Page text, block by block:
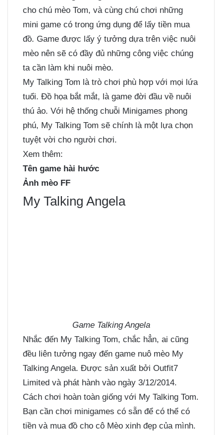
cho chú mèo Tom, và cùng chú chơi những
mini game có trong ứng dụng để lấy tiền mua
đồ. Game được lấy ý tưởng dựa trên việc nuôi
mèo nên sẽ có đầy đủ những công việc chúng
ta cần làm khi nuôi mèo.
My Talking Tom là trò chơi phù hợp với mọi lứa
tuổi. Đồ họa bắt mắt, là game đời đầu về nuôi
thú ảo. Với hệ thống chuỗi Minigames phong
phú, My Talking Tom sẽ chính là một lựa chọn
tuyệt vời cho người chơi.
Xem thêm:
Tên game hài hước
Ảnh mèo FF
My Talking Angela
Game Talking Angela
Nhắc đến My Talking Tom, chắc hẳn, ai cũng
đều liên tưởng ngay đến game nuô mèo My
Talking Angela. Được sản xuất bởi Outfit7
Limited và phát hành vào ngày 3/12/2014.
Cách chơi hoàn toàn giống với My Talking Tom.
Bạn cần chơi minigames có sẵn để có thể có
tiền và mua đồ cho cô Mèo xinh đẹp của mình.